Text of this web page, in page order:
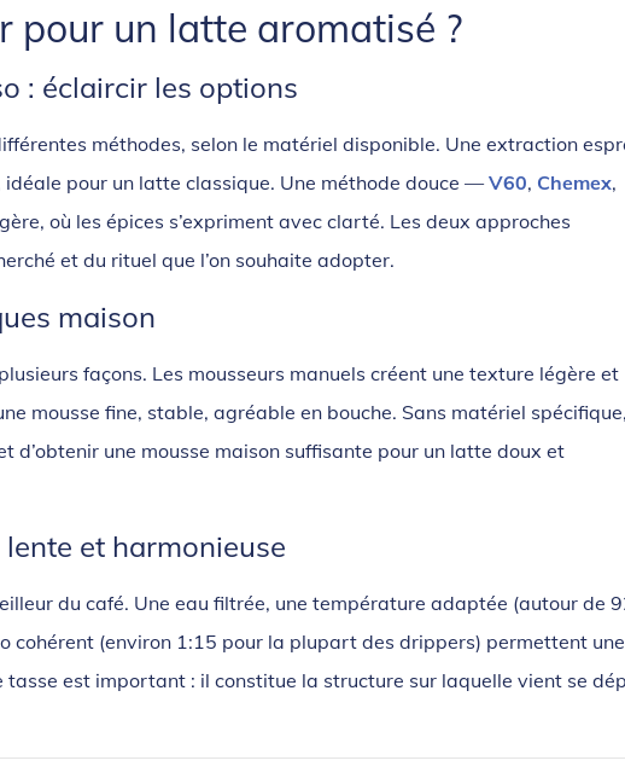
pour un latte aromatisé ?
: éclaircir les options
méthodes, selon le matériel disponible. Une extraction
pour un latte classique. Une méthode douce —V60, Chemex,
où les épices s’expriment avec clarté. Les deux approches
et du rituel que l’on souhaite adopter.
maison
façons. Les mousseurs manuels créent une texture légère et
mousse fine, stable, agréable en bouche. Sans matériel
d’obtenir une mousse maison suffisante pour un latte doux et
et harmonieuse
du café. Une eau filtrée, une température adaptée (autour de
cohérent (environ 1:15 pour la plupart des drippers) permettent une
est important : il constitue la structure sur laquelle vient se